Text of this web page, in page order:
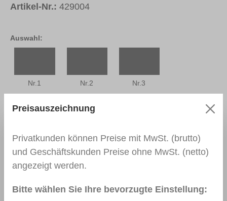
Auswahl:
Nr.1 Nr.2 Nr.3
Nr.4 Nr.5 Nr.6
Artikel-Nr.: 429004
Beschreibung
Für die feine Pinselretusche.
Preisauszeichnung
Privatkunden können Preise mit MwSt. (brutto)
und Geschäftskunden Preise ohne MwSt. (netto)
angezeigt werden.
Bitte wählen Sie Ihre bevorzugte Einstellung: